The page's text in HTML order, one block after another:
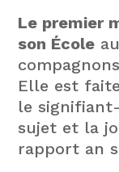
Le premier
son École
Elle est
le
sujet et la
rapport an